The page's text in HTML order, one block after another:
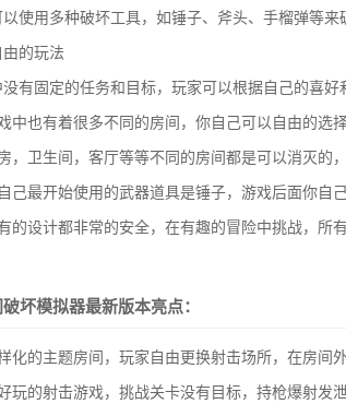
使用多种破坏工具，如锤子、斧头、手榴弹等来
的玩法
有固定的任务和目标，玩家可以根据自己的喜
中也有着很多不同的房间，你自己可以自由的选
，卫生间，客厅等等不同的房间都是可以消灭的
己最开始使用的武器道具是锤子，游戏后面你自
的设计都非常的安全，在有趣的冒险中挑战，所
坏模拟器最新版本亮点：
化的主题房间，玩家自由更换射击场所，在房间
玩的射击游戏，挑战关卡没有目标，持枪爆射发